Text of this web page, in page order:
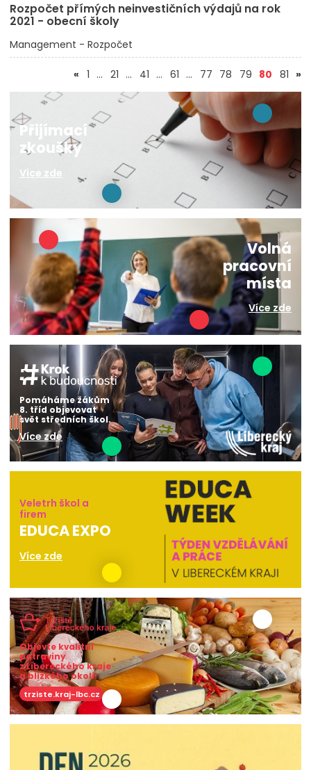
Rozpočet přímých neinvestičních výdajů na rok
2021 - obecní školy
Management - Rozpočet
« 1 … 21 … 41 … 61 … 77 78 79 80 81 »
Přijímací
zkoušky
Více zde
Volná
pracovní
místa
Více zde
Pomáháme žákům
8. tříd objevovat
svět středních škol.
Více zde
Veletrh škol a
firem
EDUCA EXPO
Více zde
Objevte kvalitní
potraviny
z Libereckého kraje
a blízkého okolí!
trziste.kraj-lbc.cz